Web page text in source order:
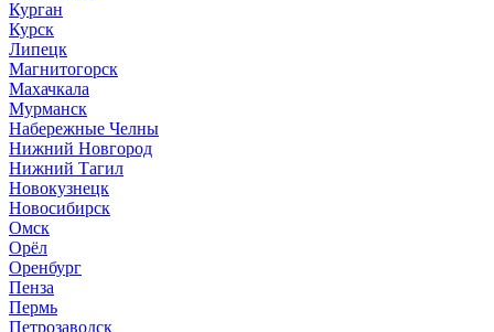
Курган
Курск
Липецк
Магнитогорск
Махачкала
Мурманск
Набережные Челны
Нижний Новгород
Нижний Тагил
Новокузнецк
Новосибирск
Омск
Орёл
Оренбург
Пенза
Пермь
Петрозаводск